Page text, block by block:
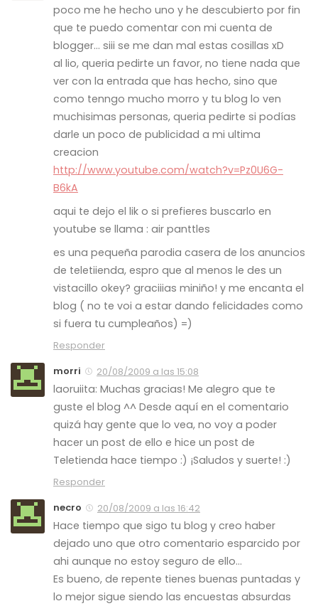
poco me he hecho uno y he descubierto por fin
que te puedo comentar con mi cuenta de
blogger… siii se me dan mal estas cosillas xD
al lio, queria pedirte un favor, no tiene nada que
ver con la entrada que has hecho, sino que
como tenngo mucho morro y tu blog lo ven
muchisimas personas, queria pedirte si podías
darle un poco de publicidad a mi ultima
creacion
http://www.youtube.com/watch?v=Pz0U6G-
B6kA
aqui te dejo el lik o si prefieres buscarlo en
youtube se llama : air panttles
es una pequeña parodia casera de los anuncios
de teletiienda, espro que al menos le des un
vistacillo okey? graciiias miniño! y me encanta el
blog ( no te voi a estar dando felicidades como
si fuera tu cumpleaños) =)
Responder
morri
20/08/2009 a las 15:08
laoruiita: Muchas gracias! Me alegro que te
guste el blog ^^ Desde aquí en el comentario
quizá hay gente que lo vea, no voy a poder
hacer un post de ello e hice un post de
Teletienda hace tiempo :) ¡Saludos y suerte! :)
Responder
necro
20/08/2009 a las 16:42
Hace tiempo que sigo tu blog y creo haber
dejado uno que otro comentario esparcido por
ahi aunque no estoy seguro de ello…
Es bueno, de repente tienes buenas puntadas y
lo mejor sigue siendo las encuestas absurdas